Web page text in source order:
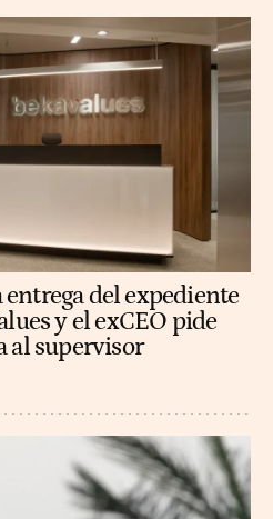
del expediente
y el exCEO pide
al supervisor